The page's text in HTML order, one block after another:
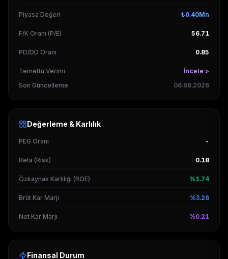
Piyasa Değeri ₺0.40Mn
F/K Oranı (P/E) 56.71
PD/DD Oranı 0.85
Temettü Verimi
İncele >
Son Güncelleme
06.08.2026
Değerleme & Karlılık
PEG Oranı -
Beta (Risk) 0.18
Özkaynak Karlılığı (ROE) %1.74
Brüt Kar Marjı %3.26
Net Kar Marjı %0.21
Finansal Durum